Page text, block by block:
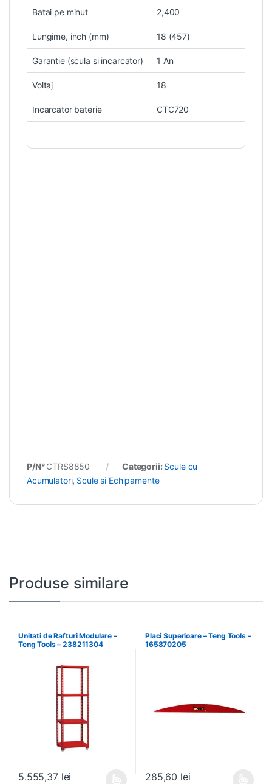
Batai pe minut 2,400
Lungime, inch (mm) 18 (457)
Garantie (scula si incarcator) 1 An
Voltaj 18
Incarcator baterie CTC720
P/N°CTRS8850 Categorii: Scule cu
Acumulatori, Scule si Echipamente
Produse similare
Unitati de Rafturi Modulare –
Teng Tools – 238211304
5.555,37 lei
Placi Superioare – Teng Tools –
165870205
285,60 lei